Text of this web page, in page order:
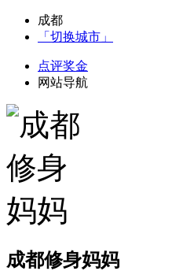
成都
「切换城市」
点评奖金
网站导航
成都修身妈妈